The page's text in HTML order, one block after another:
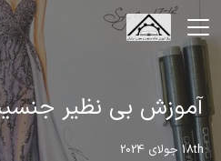
آموزش بی نظیر
18th جولای 2024